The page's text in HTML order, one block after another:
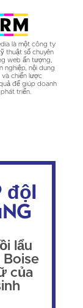
là một công ty
thuật số chuyên
web ấn tượng,
nghiệp, nội dung
chiến lược
để giúp doanh
triển.
đội
lẩu
Boise
của